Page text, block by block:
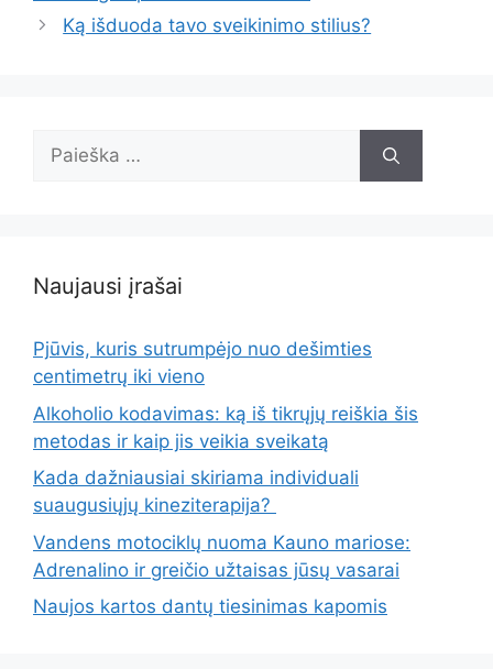
Ką išduoda tavo sveikinimo stilius?
Ieškoti:
Naujausi įrašai
Pjūvis, kuris sutrumpėjo nuo dešimties
centimetrų iki vieno
Alkoholio kodavimas: ką iš tikrųjų reiškia šis
metodas ir kaip jis veikia sveikatą
Kada dažniausiai skiriama individuali
suaugusiųjų kineziterapija?
Vandens motociklų nuoma Kauno mariose:
Adrenalino ir greičio užtaisas jūsų vasarai
Naujos kartos dantų tiesinimas kapomis